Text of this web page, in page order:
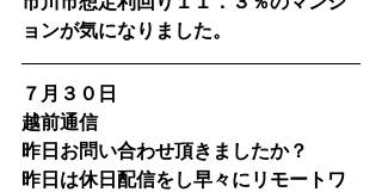
ョンが気になりました。
７月３０日
越前通信
昨日お問い合わせ頂きましたか？
昨日は休日配信をし早々にリモートワ